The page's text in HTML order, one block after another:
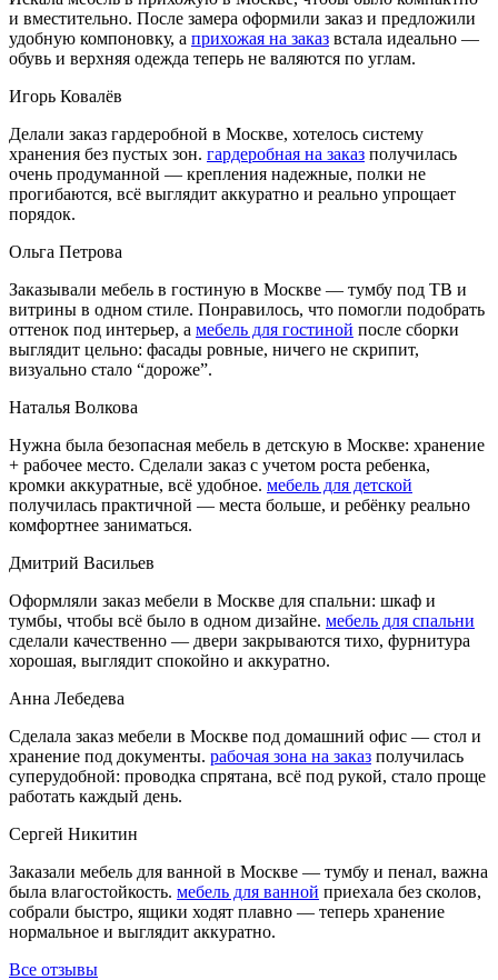
и вместительно. После замера оформили заказ и предложили
удобную компоновку, а прихожая на заказ встала идеально —
обувь и верхняя одежда теперь не валяются по углам.
Игорь Ковалёв
Делали заказ гардеробной в Москве, хотелось систему
хранения без пустых зон. гардеробная на заказ получилась
очень продуманной — крепления надежные, полки не
прогибаются, всё выглядит аккуратно и реально упрощает
порядок.
Ольга Петрова
Заказывали мебель в гостиную в Москве — тумбу под ТВ и
витрины в одном стиле. Понравилось, что помогли подобрать
оттенок под интерьер, а мебель для гостиной после сборки
выглядит цельно: фасады ровные, ничего не скрипит,
визуально стало “дороже”.
Наталья Волкова
Нужна была безопасная мебель в детскую в Москве: хранение
+ рабочее место. Сделали заказ с учетом роста ребенка,
кромки аккуратные, всё удобное. мебель для детской
получилась практичной — места больше, и ребёнку реально
комфортнее заниматься.
Дмитрий Васильев
Оформляли заказ мебели в Москве для спальни: шкаф и
тумбы, чтобы всё было в одном дизайне. мебель для спальни
сделали качественно — двери закрываются тихо, фурнитура
хорошая, выглядит спокойно и аккуратно.
Анна Лебедева
Сделала заказ мебели в Москве под домашний офис — стол и
хранение под документы. рабочая зона на заказ получилась
суперудобной: проводка спрятана, всё под рукой, стало проще
работать каждый день.
Сергей Никитин
Заказали мебель для ванной в Москве — тумбу и пенал, важна
была влагостойкость. мебель для ванной приехала без сколов,
собрали быстро, ящики ходят плавно — теперь хранение
нормальное и выглядит аккуратно.
Все отзывы